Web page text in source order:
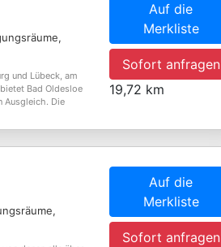
und Lübeck, am
Bad Oldesloe
Ausgleich. Die
Auf die
Merkliste
Sofort anfragen
19,72 km
Auf die
Merkliste
Sofort anfragen